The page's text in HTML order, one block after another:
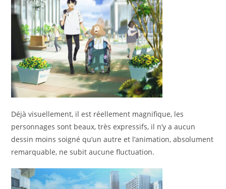
Déjà visuellement, il est réellement magnifique, les
personnages sont beaux, très expressifs, il n’y a aucun
dessin moins soigné qu’un autre et l’animation, absolument
remarquable, ne subit aucune fluctuation.